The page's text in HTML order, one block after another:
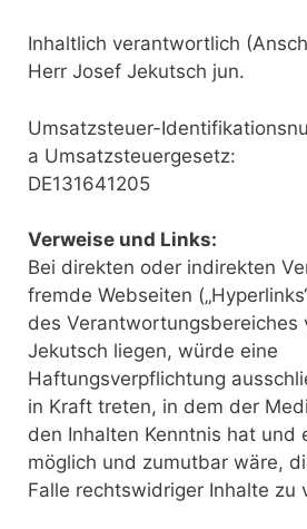
Inhaltlich verantwortlich
Herr Josef Jekutsch jun.
Umsatzsteuer-
a Umsatzsteuergesetz:
DE131641205
Verweise und Links:
Bei direkten oder indirekten
fremde Webseiten
des Verantwortungsbereiches
Jekutsch liegen, würde eine
Haftungsverpflichtung
in Kraft treten, in dem der
den Inhalten Kenntnis hat und
möglich und zumutbar wäre,
Falle rechtswidriger Inhalte zu